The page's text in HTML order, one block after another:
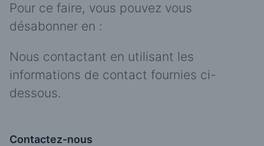
Pour ce faire, vous pouvez vous
désabonner en :
Nous contactant en utilisant les
informations de contact fournies ci-
dessous.
Contactez-nous